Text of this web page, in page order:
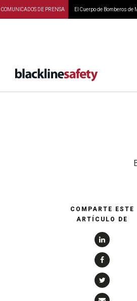
COMUNICADOS DE PRENSA El Cuerpo de Bomberos de
COMPARTE ESTE
ARTÍCULO DE